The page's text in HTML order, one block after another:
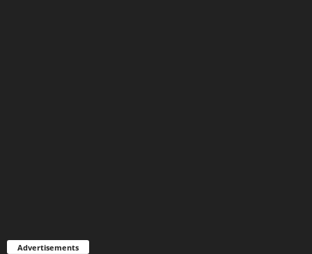
Advertisements